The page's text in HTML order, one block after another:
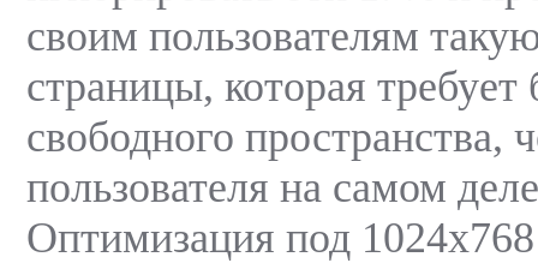
своим пользователям
страницы, которая
свободного пространства,
пользователя на самом
Оптимизация под 1024х768